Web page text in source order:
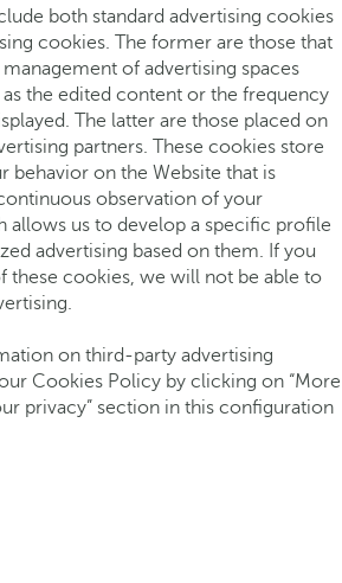
both standard advertising cookies
cookies. The former are those that
of advertising spaces
the edited content or the frequency
The latter are those placed on
partners. These cookies store
behavior on the Website that is
observation of your
allows us to develop a specific profile
advertising based on them. If you
these cookies, we will not be able to
on third-party advertising
Cookies Policy by clicking on “More
privacy” section in this configuration